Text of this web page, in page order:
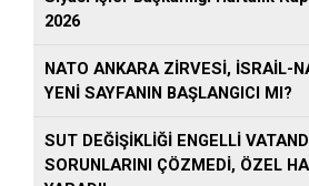
2026
NATO ANKARA ZİRVESİ, İSRAİL-
YENİ SAYFANIN BAŞLANGICI MI?
SUT DEĞİŞİKLİĞİ ENGELLİ
SORUNLARINI ÇÖZMEDİ, ÖZEL